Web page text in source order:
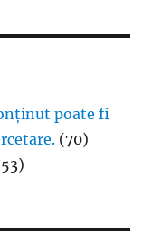
poate fi
(70)